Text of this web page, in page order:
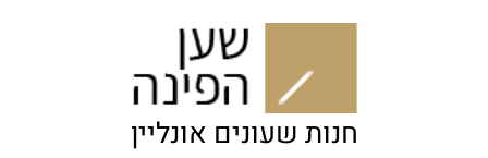
חנות שעונים אונליין